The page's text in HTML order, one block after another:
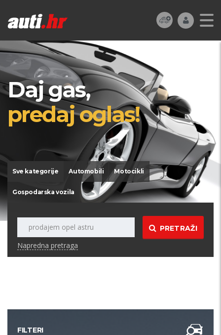
Daj gas,
predaj oglas!
Sve kategorije Automobili Motocikli
Gospodarska vozila
PRETRAŽI
Napredna pretraga
FILTERI